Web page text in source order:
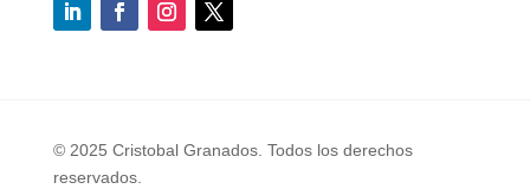
© 2025 Cristobal Granados. Todos los derechos
reservados.